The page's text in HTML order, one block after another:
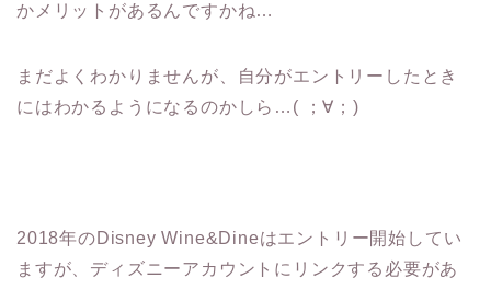
かメリットがあるんですかね…
まだよくわかりませんが、自分がエントリーしたとき
にはわかるようになるのかしら…( ；∀；)
2018年のDisney Wine&Dineはエントリー開始してい
ますが、ディズニーアカウントにリンクする必要があ